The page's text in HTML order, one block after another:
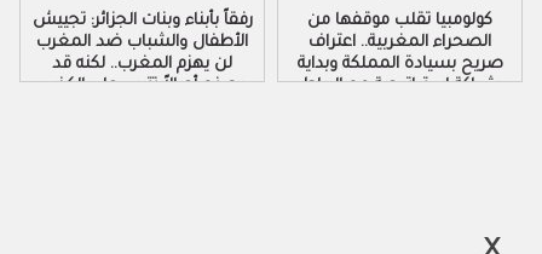
رفقاً بأبناء وبنات الجزائر: تجييش
الأطفال والشباب ضد المغرب
لن يهزم المغرب.. لكنه قد
يصنع أجيالاً تتربى على الكذب
كولومبيا تقلب موقفها من
الصحراء المغربية.. اعتراف
صريح بسيادة المملكة وبداية
شراكة استراتيجية مع الرباط